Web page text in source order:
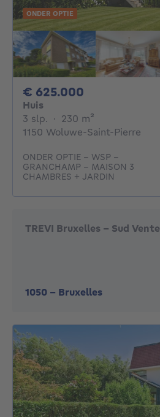
ONDER OPTIE
€ 625.000
Huis
3 slp. 3 slaapkamers
· 230 m²
1150 Woluwe-Saint-Pierre
ONDER OPTIE - WSP -
GRANCHAMP - MAISON 3
CHAMBRES + JARDIN
TREVI Bruxelles - Sud Vente
1050 - Bruxelles